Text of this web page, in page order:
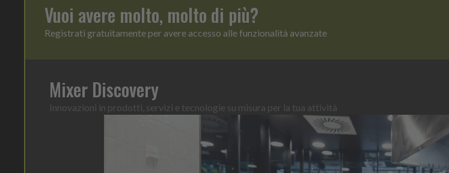
Vuoi avere molto, molto di più?
Registrati gratuitamente per avere accesso alle funzionalità avanzate
Mixer Discovery
Innovazioni in prodotti, servizi e tecnologie su misura per la tua attività